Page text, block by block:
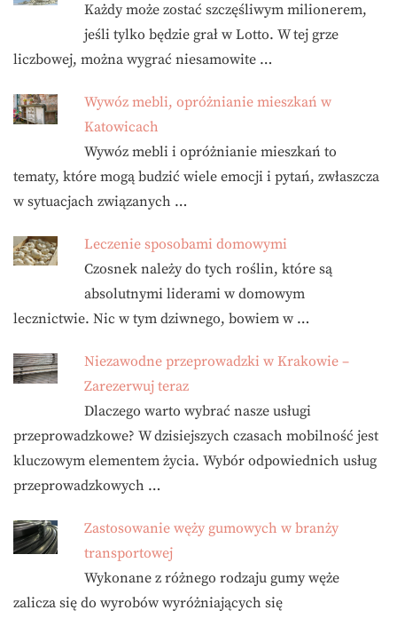
Każdy może zostać szczęśliwym milionerem,
jeśli tylko będzie grał w Lotto. W tej grze
liczbowej, można wygrać niesamowite …
Wywóz mebli, opróżnianie mieszkań w
Katowicach
Wywóz mebli i opróżnianie mieszkań to
tematy, które mogą budzić wiele emocji i pytań, zwłaszcza
w sytuacjach związanych …
Leczenie sposobami domowymi
Czosnek należy do tych roślin, które są
absolutnymi liderami w domowym
lecznictwie. Nic w tym dziwnego, bowiem w …
Niezawodne przeprowadzki w Krakowie –
Zarezerwuj teraz
Dlaczego warto wybrać nasze usługi
przeprowadzkowe? W dzisiejszych czasach mobilność jest
kluczowym elementem życia. Wybór odpowiednich usług
przeprowadzkowych …
Zastosowanie węży gumowych w branży
transportowej
Wykonane z różnego rodzaju gumy węże
zalicza się do wyrobów wyróżniających się